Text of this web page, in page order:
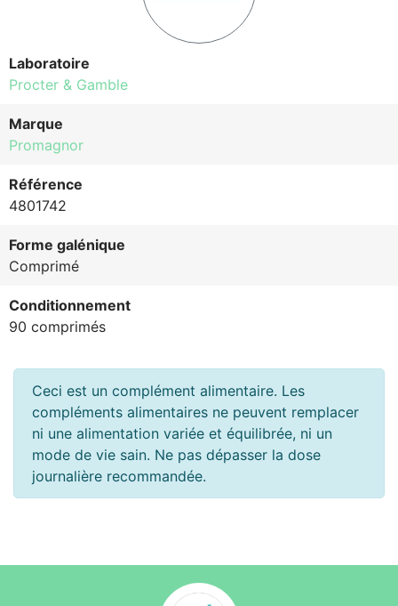
Laboratoire
Procter & Gamble
Marque
Promagnor
Référence
4801742
Forme galénique
Comprimé
Conditionnement
90 comprimés
Ceci est un complément alimentaire. Les
compléments alimentaires ne peuvent remplacer
ni une alimentation variée et équilibrée, ni un
mode de vie sain. Ne pas dépasser la dose
journalière recommandée.